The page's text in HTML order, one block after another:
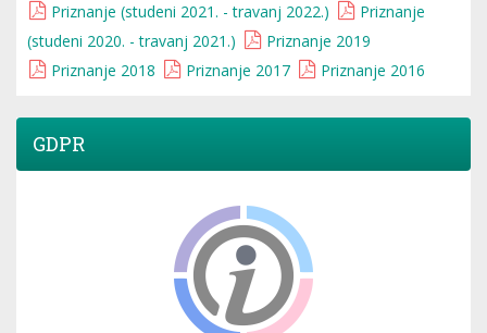
Priznanje (studeni 2021. - travanj 2022.)
Priznanje
(studeni 2020. - travanj 2021.)
Priznanje 2019
Priznanje 2018
Priznanje 2017 Priznanje 2016
GDPR